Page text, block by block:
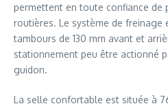
permettent en toute confiance de
routières. Le système de freinage
tambours de 130 mm avant et
stationnement peu être actionné
guidon.
La selle confortable est située à